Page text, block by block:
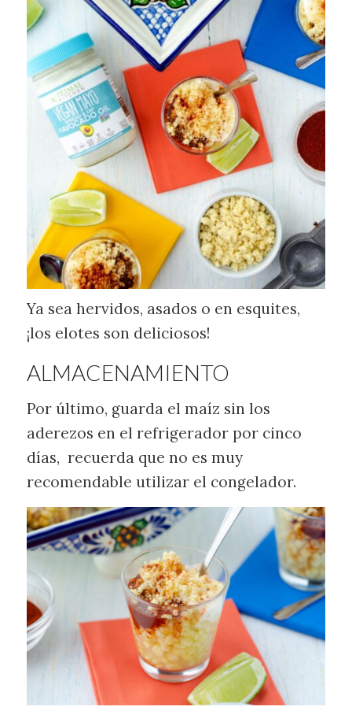
Ya sea hervidos, asados o en esquites,
¡los elotes son deliciosos!
ALMACENAMIENTO
Por último, guarda el maíz sin los
aderezos en el refrigerador por cinco
días, recuerda que no es muy
recomendable utilizar el congelador.